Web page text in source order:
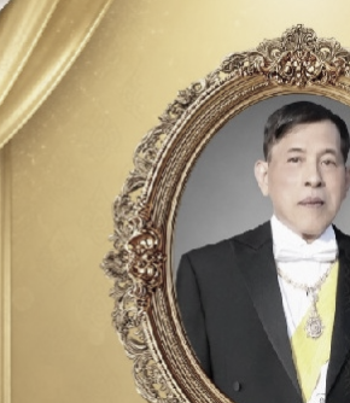
ลังขวา เจ้าหน้าที่สำนักงานปศุสัตว์จังหวัด
ป่าโมก อ.ป่าโมก จ.อ่างทอง ผลการดำเนิ